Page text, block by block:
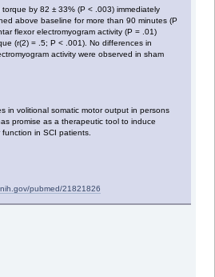
by 82 ± 33% (P < .003) immediately
above baseline for more than 90 minutes (P
flexor electromyogram activity (P = .01)
(r(2) = .5; P < .001). No differences in
activity were observed in sham
in volitional somatic motor output in persons
promise as a therapeutic tool to induce
in SCI patients.
pubmed/21821826